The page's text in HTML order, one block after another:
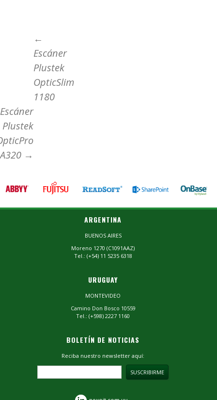
la
entrada
←
Escáner
Plustek
OpticSlim
1180
Escáner
Plustek
A320 →
ARGENTINA
BUENOS AIRES
Moreno 1270 (C1091AAZ)
Tel.: (+54) 11 5235 6318
URUGUAY
MONTEVIDEO
Camino Don Bosco 10559
Tel.: (+598) 2227 1160
BOLETÍN DE NOTICIAS
Reciba nuestro newsletter aquí: